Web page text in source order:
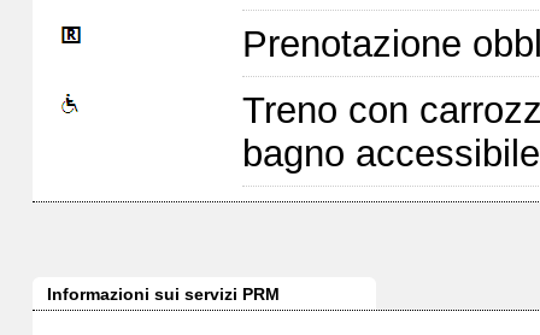
Prenotazione
Treno con
bagno
Informazioni sui servizi PRM